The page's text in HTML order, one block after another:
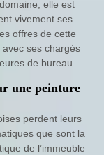
elle est
vivement ses
offres de cette
ses chargés
de bureau.
une peinture
perdent leurs
que sont la
de l’immeuble